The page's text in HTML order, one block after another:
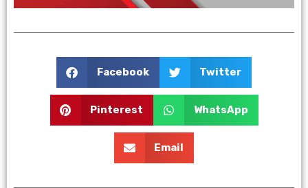
Facebook Twitter
Pinterest WhatsApp
Email